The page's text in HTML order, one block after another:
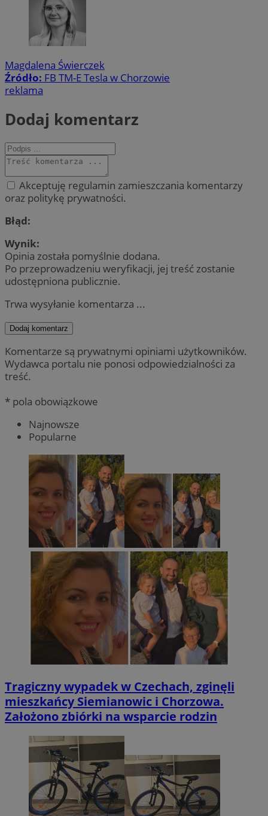
Magdalena Świerczek
Źródło: FB TM-E Tesla w Chorzowie
reklama
Dodaj komentarz
Akceptuję regulamin zamieszczania komentarzy
oraz politykę prywatności.
Błąd:
Wynik:
Opinia została pomyślnie dodana.
Po przeprowadzeniu weryfikacji, jej treść zostanie
udostępniona publicznie.
Trwa wysyłanie komentarza ...
Dodaj komentarz
Komentarze są prywatnymi opiniami użytkowników.
Wydawca portalu nie ponosi odpowiedzialności za
treść.
* pola obowiązkowe
Najnowsze
Popularne
Tragiczny wypadek w Czechach, zginęli
mieszkańcy Siemianowic i Chorzowa.
Założono zbiórki na wsparcie rodzin